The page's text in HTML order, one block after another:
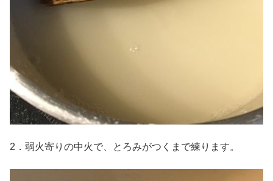
2．弱火寄りの中火で、とろみがつくまで練ります。